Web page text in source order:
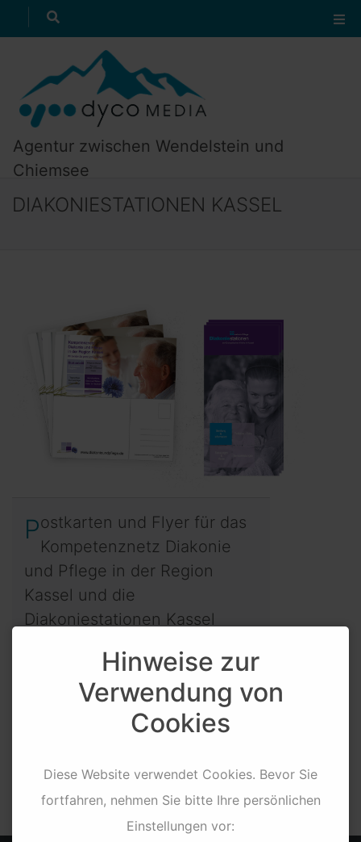
zum Textanfang
zur Navigation
Referenzen
Agentur zwischen Wendelstein und
Chiemsee
DIAKONIESTATIONEN KASSEL
Postkarten und Flyer für das
Kompetenznetz Diakonie
und Pflege in der Region
Kassel und die
Diakoniestationen Kassel
Zurück
Team Post
Hinweise zur
Verwendung von
Cookies
Diese Website verwendet Cookies. Bevor Sie
fortfahren, nehmen Sie bitte Ihre persönlichen
Einstellungen vor: